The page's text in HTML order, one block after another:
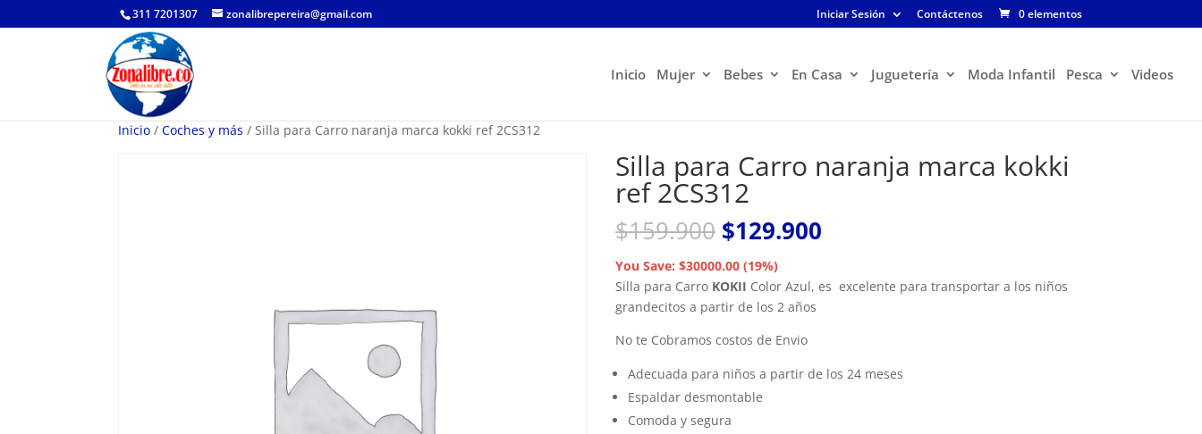
311 7201307 zonalibrepereira@gmail.com Iniciar Sesión Contáctenos 0 elementos
Inicio Mujer Bebes En Casa Juguetería Moda Infantil Pesca Videos
Inicio / Coches y más / Silla para Carro naranja marca kokki ref 2CS312
Silla para Carro naranja marca kokki
ref 2CS312
$159.900 El
precio
original
era:
$159.900.
$129.900
es:
You Save: $30000.00 (19%)
Silla para Carro KOKII Color Azul, es excelente para transportar a los niños
grandecitos a partir de los 2 años
No te Cobramos costos de Envio
Adecuada para niños a partir de los 24 meses
Espaldar desmontable
Comoda y segura